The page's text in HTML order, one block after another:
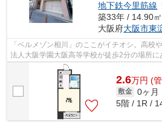
地下鉄今里筋線
築33年 / 14.90㎡
大阪府大阪市東
「ベルメゾン相川」のここがイチオシ。高校
法人大阪学園大阪高等学校が徒歩2分の場所
で初期費用がお支払いいただけるので、...
2.6万円 (
敷金 0ヶ月
5階 / 1R /